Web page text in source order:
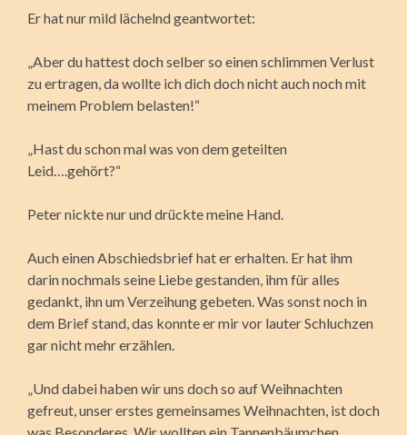
Er hat nur mild lächelnd geantwortet:
„Aber du hattest doch selber so einen schlimmen Verlust
zu ertragen, da wollte ich dich doch nicht auch noch mit
meinem Problem belasten!“
„Hast du schon mal was von dem geteilten
Leid….gehört?“
Peter nickte nur und drückte meine Hand.
Auch einen Abschiedsbrief hat er erhalten. Er hat ihm
darin nochmals seine Liebe gestanden, ihm für alles
gedankt, ihn um Verzeihung gebeten. Was sonst noch in
dem Brief stand, das konnte er mir vor lauter Schluchzen
gar nicht mehr erzählen.
„Und dabei haben wir uns doch so auf Weihnachten
gefreut, unser erstes gemeinsames Weihnachten, ist doch
was Besonderes. Wir wollten ein Tannenbäumchen